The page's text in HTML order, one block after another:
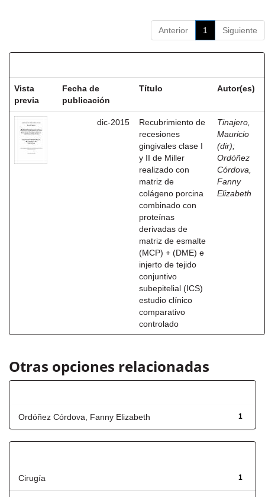
Anterior 1 Siguiente
Vista
previa
Fecha de
publicación
Título Autor(es)
dic-2015
Recubrimiento de
recesiones
gingivales clase I
y II de Miller
realizado con
matriz de
colágeno porcina
combinado con
proteínas
derivadas de
matriz de esmalte
(MCP) + (DME) e
injerto de tejido
conjuntivo
subepitelial (ICS)
estudio clínico
comparativo
controlado
Tinajero,
Mauricio
(dir);
Ordóñez
Córdova,
Fanny
Elizabeth
Otras opciones relacionadas
1
Ordóñez Córdova, Fanny Elizabeth
1
Cirugía